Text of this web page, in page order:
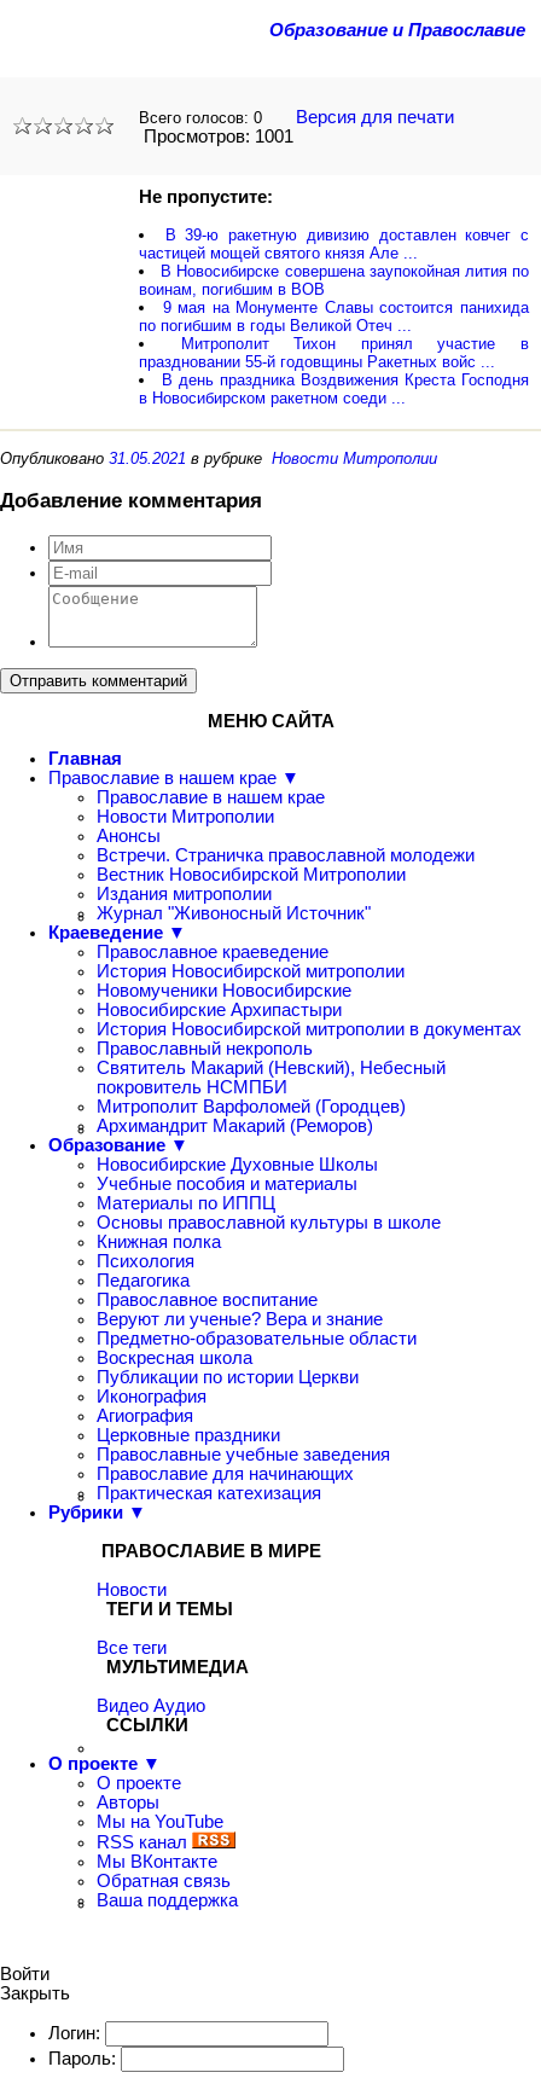
Образование и Православие
Всего голосов: 0
Версия для печати
Просмотров: 1001
Не пропустите:
В 39-ю ракетную дивизию доставлен ковчег с
частицей мощей святого князя Але ...
В Новосибирске совершена заупокойная лития по
воинам, погибшим в ВОВ
9 мая на Монументе Славы состоится панихида
по погибшим в годы Великой Отеч ...
Митрополит Тихон принял участие в
праздновании 55-й годовщины Ракетных войс ...
В день праздника Воздвижения Креста Господня
в Новосибирском ракетном соеди ...
Опубликовано 31.05.2021 в рубрике Новости Митрополии
Добавление комментария
Отправить комментарий
МЕНЮ САЙТА
Главная
Православие в нашем крае ▼
Православие в нашем крае
Новости Митрополии
Анонсы
Встречи. Страничка православной молодежи
Вестник Новосибирской Митрополии
Издания митрополии
Журнал "Живоносный Источник"
Краеведение ▼
Православное краеведение
История Новосибирской митрополии
Новомученики Новосибирские
Новосибирские Архипастыри
История Новосибирской митрополии в документах
Православный некрополь
Святитель Макарий (Невский), Небесный
покровитель НСМПБИ
Митрополит Варфоломей (Городцев)
Архимандрит Макарий (Реморов)
Образование ▼
Новосибирские Духовные Школы
Учебные пособия и материалы
Материалы по ИППЦ
Основы православной культуры в школе
Книжная полка
Психология
Педагогика
Православное воспитание
Веруют ли ученые? Вера и знание
Предметно-образовательные области
Воскресная школа
Публикации по истории Церкви
Иконография
Агиография
Церковные праздники
Православные учебные заведения
Православие для начинающих
Практическая катехизация
Рубрики ▼
ПРАВОСЛАВИЕ В МИРЕ
Новости
ТЕГИ И ТЕМЫ
Все теги
МУЛЬТИМЕДИА
Видео Аудио
ССЫЛКИ
О проекте ▼
О проекте
Авторы
Мы на YouTube
RSS канал
Мы ВКонтакте
Обратная связь
Ваша поддержка
Войти
Закрыть
Логин:
Пароль: